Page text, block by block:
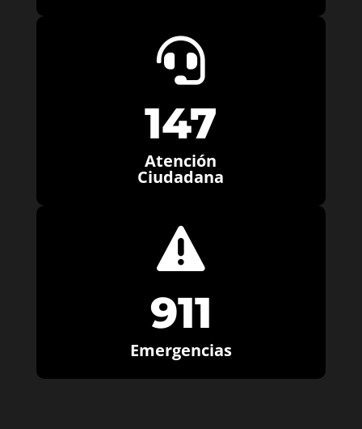

147
Atención
Ciudadana

911
Emergencias